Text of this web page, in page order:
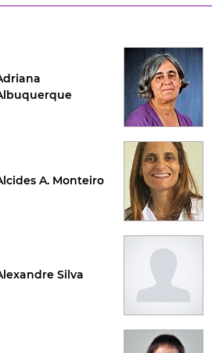
A. Monteiro
Silva